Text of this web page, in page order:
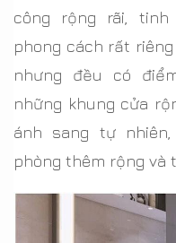
công rộng rãi,
phong cách rất
nhưng đều có
những khung cửa
ánh sang tự
phòng thêm rộng và